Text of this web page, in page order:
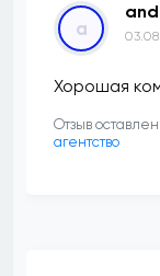
a
Хорошая
Отзыв
агентство